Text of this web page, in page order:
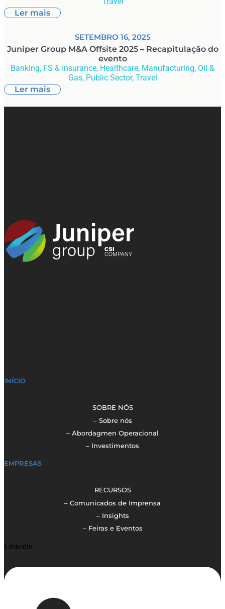
Ler mais
SETEMBRO 16, 2025
Juniper Group M&A Offsite 2025 – Recapitulação do
evento
Banking, FS & Insurance, Healthcare, Manufacturing, Oil &
Gas, Public Sector, Travel
Ler mais
INÍCIO
SOBRE NÓS
– Sobre nós
– Abordagmen Operacional
– Investimentos
EMPRESAS
RECURSOS
– Comunicados de Imprensa
– Insights
– Feiras e Eventos
Linkedin